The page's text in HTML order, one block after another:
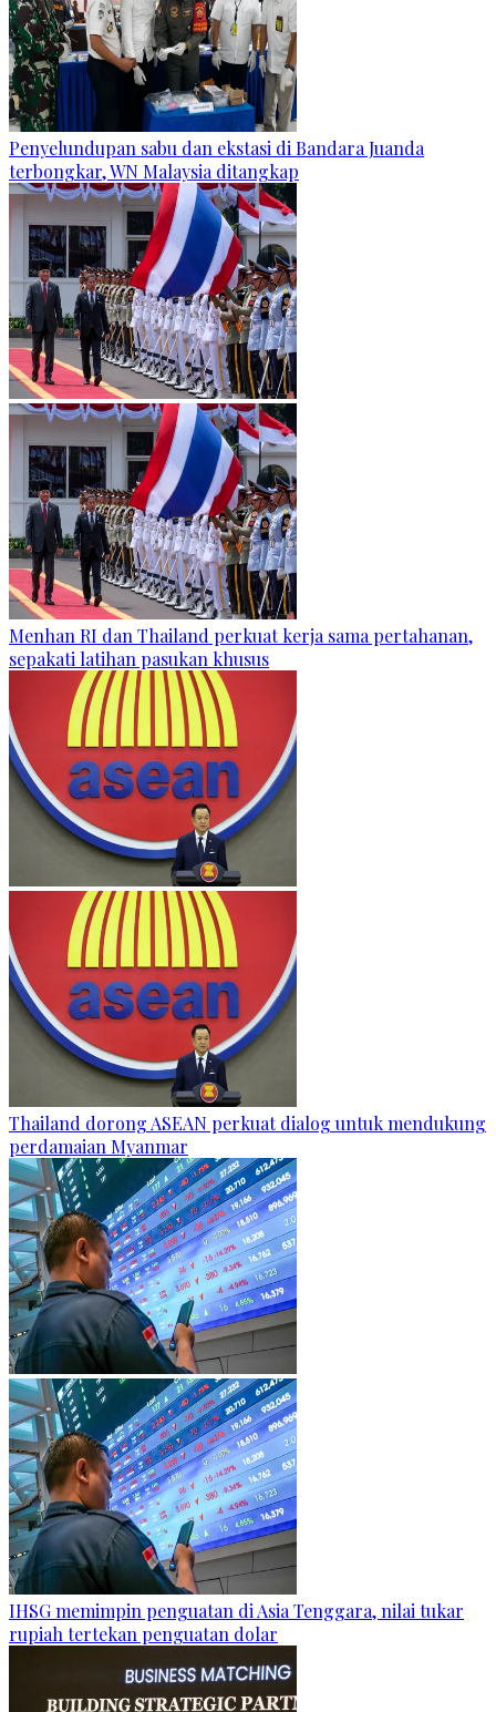
Penyelundupan sabu dan ekstasi di Bandara Juanda
terbongkar, WN Malaysia ditangkap
Menhan RI dan Thailand perkuat kerja sama pertahanan,
sepakati latihan pasukan khusus
Thailand dorong ASEAN perkuat dialog untuk mendukung
perdamaian Myanmar
IHSG memimpin penguatan di Asia Tenggara, nilai tukar
rupiah tertekan penguatan dolar